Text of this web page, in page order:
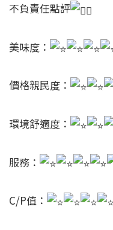
不負責任點評
美味度：
價格親民度：
環境舒適度：
服務：
C/P值：